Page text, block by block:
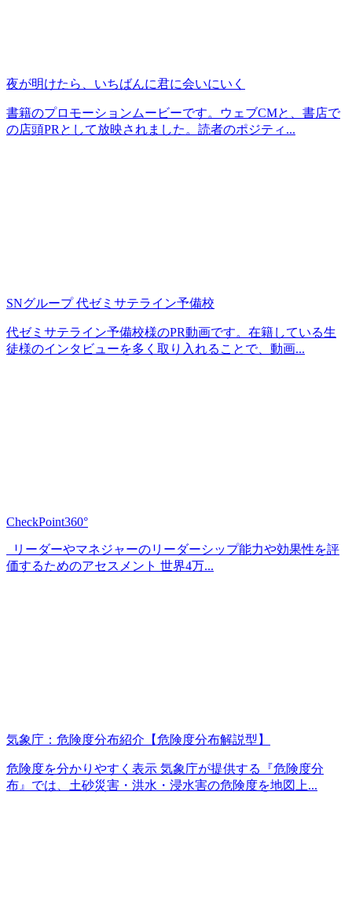
夜が明けたら、いちばんに君に会いにいく
書籍のプロモーションムービーです。ウェブCMと、書店で
の店頭PRとして放映されました。読者のポジティ...
SNグループ 代ゼミサテライン予備校
代ゼミサテライン予備校様のPR動画です。在籍している生
徒様のインタビューを多く取り入れることで、動画...
CheckPoint360°
リーダーやマネジャーのリーダーシップ能力や効果性を評
価するためのアセスメント 世界4万...
気象庁：危険度分布紹介【危険度分布解説型】
危険度を分かりやすく表示 気象庁が提供する『危険度分
布』では、土砂災害・洪水・浸水害の危険度を地図上...